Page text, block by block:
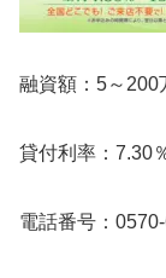
融資額：5～200
貸付利率：7.30
電話番号：